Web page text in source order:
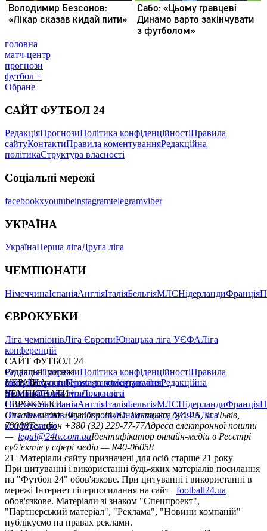
головна
матч-центр
прогнози
футбол +
Обране
САЙТ ФУТБОЛ 24
РедакціяПрогнозиПолітика конфіденційностіПравила
сайтуКонтактиПравила коментуванняРедакційна
політикаСтруктура власності
Соціальні мережі
facebookxyoutubeinstagramtelegramviber
УКРАЇНА
УкраїнаПерша лігаДруга ліга
ЧЕМПІОНАТИ
НімеччинаІспаніяАнгліяІталіяБельгіяМЛСНідерландиФранція
ЄВРОКУБКИ
Ліга чемпіонівЛіга ЄвропиЮнацька ліга УЄФАЛіга
конференцій
САЙТ ФУТБОЛ 24
РедакціяПрогнозиПолітика конфіденційностіПравила
сайтуКонтактиПравила коментуванняРедакційна
політикаСтруктура власності
Соціальні мережі
facebookxyoutubeinstagramtelegramviber
УКРАЇНА
УкраїнаПерша лігаДруга ліга
ЧЕМПІОНАТИ
НімеччинаІспаніяАнгліяІталіяБельгіяМЛСНідерландиФранція
ЄВРОКУБКИ
Ліга чемпіонівЛіга ЄвропиЮнацька ліга УЄФАЛіга
конференцій
Онлайн-медіа «Футбол 24»пл. Галицька, буд. 15, м. Львів,
79008Телефон +380 (32) 229-77-77Адреса електронної пошти
— legal@24tv.com.uaІдентифікатор онлайн-медіа в Реєстрі
суб’єктів у сфері медіа — R40-06058
21+Матеріали сайту призначені для осіб старше 21 року
При цитуванні і використанні будь-яких матеріалів посилання
на "Футбол 24" обов'язкове. При цитуванні і використанні в
мережі Інтернет гіперпосилання на сайт
football24.ua
обов'язкове. Матеріали зі знаком "Спецпроект",
"Партнерський матеріал", "Реклама", "Новини компаній"
публікуємо на правах реклами.